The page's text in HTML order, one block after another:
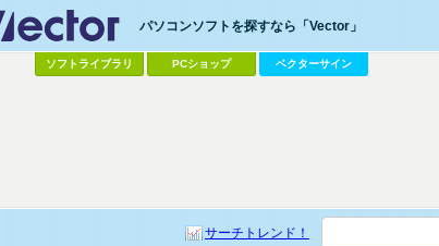
パソコンソフトを探すなら「Vector」
ソフトライブラリ PCショップ ベクターサイン
サーチトレンド！